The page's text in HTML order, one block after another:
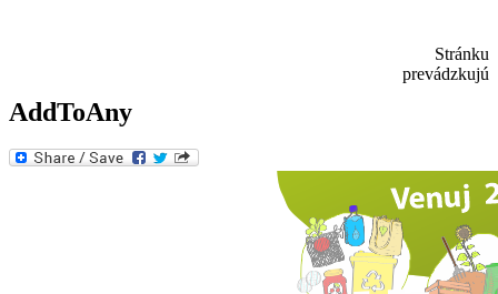
Stránku
prevádzkujú
AddToAny